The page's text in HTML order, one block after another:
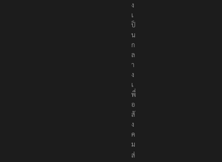
ง
เ
ป็
น
ก
ล
า
ง
เ
พื่
อ
สั
ง
ค
ม
ส่